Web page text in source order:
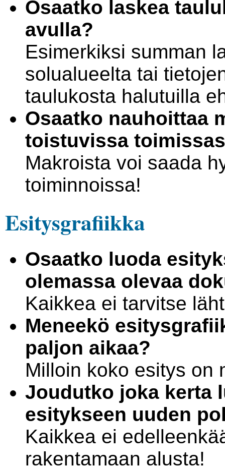
Osaatko laskea
avulla?
Esimerkiksi summan
solualueelta tai
taulukosta halutuilla
Osaatko nauhoittaa
toistuvissa
Makroista voi saada
toiminnoissa!
Esitysgrafiikka
Osaatko luoda
olemassa olevaa
Kaikkea ei tarvitse
Meneekö
paljon aikaa?
Milloin koko esitys on
Joudutko joka kerta
esitykseen uuden
Kaikkea ei
rakentamaan alusta!